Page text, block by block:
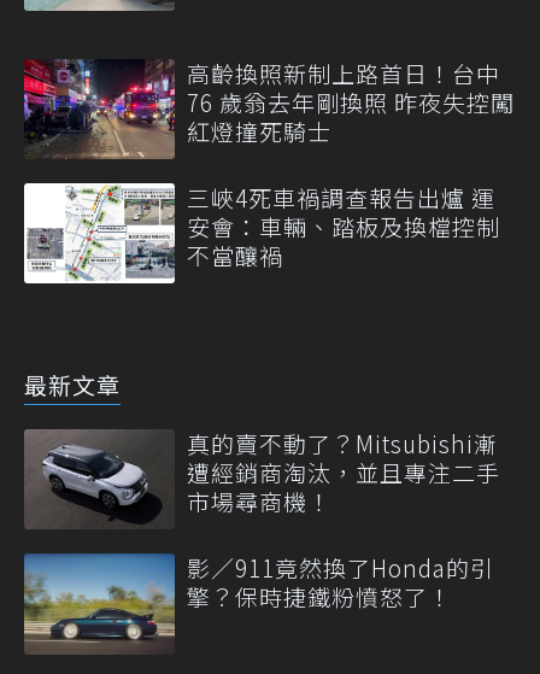
高齡換照新制上路首日！台中
76 歲翁去年剛換照 昨夜失控闖
紅燈撞死騎士
三峽4死車禍調查報告出爐 運
安會：車輛、踏板及換檔控制
不當釀禍
最新文章
真的賣不動了？Mitsubishi漸
遭經銷商淘汰，並且專注二手
市場尋商機！
影／911竟然換了Honda的引
擎？保時捷鐵粉憤怒了！